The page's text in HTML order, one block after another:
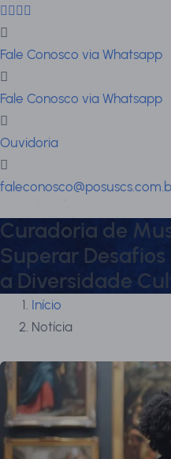
Fale Conosco via Whatsapp
Fale Conosco via Whatsapp
Ouvidoria
Curadoria de
Superar
a Diversidade
Início
Notícia